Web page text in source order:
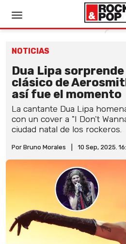
NOTICIAS
Dua Lipa
clásico de
así fue el momento
La cantante Dua Lipa
con un cover a "I Don't
ciudad natal de los rockeros.
Por Bruno Morales 10 Sep, 2025.